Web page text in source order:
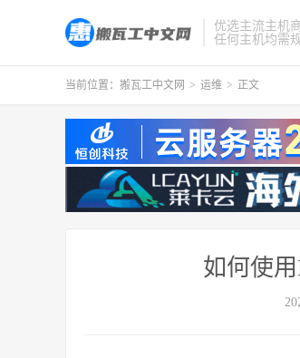
优选主流主机
任何主机均需
当前位置： 搬瓦工中文网 > 运维 > 正文
如何使